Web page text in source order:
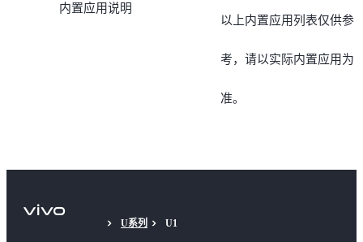
内置应用说明
以上内置应用列表仅供参
考，请以实际内置应用为
准。
U系列 U1